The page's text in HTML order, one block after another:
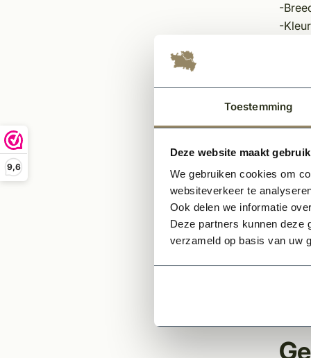
Toestemming
Deze website maakt
We gebruiken cookies om
websiteverkeer te
Ook delen we informatie
Deze partners kunnen deze
verzameld op basis van uw
9,6
-
-
-
-
-
*Dit
Let